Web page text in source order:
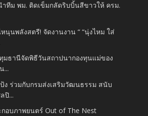
ำทีม พม. ติดเข็มกลัดริบบิ้นสีขาวให้ ครม.
นุนพลังสตรี! จัดงานงาน “ “นุ่งไหม ใส่
มธานีจัดพิธีวันสถาปนากองทุนแม่ของ
...
ง ร่วมกับกรมส่งเสริมวัฒนธรรม สนับ
ปิ...
กอบภาพยนตร์ Out of The Nest